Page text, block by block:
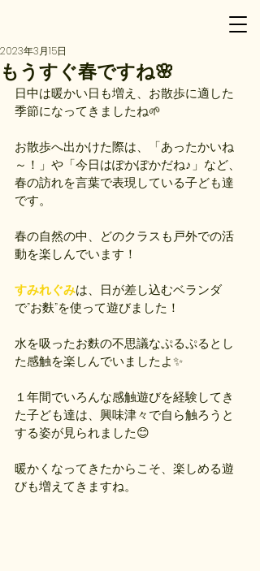
もうすぐ春ですね🌸
2023年3月15日
日中は暖かい日も増え、お散歩に適した
季節になってきましたね🌱
お散歩へ出かけた際は、「あったかいね
～！」や「今日はぽかぽかだね♪」など、
春の訪れを言葉で表現している子ども達
です。
春の自然の中、どのクラスも戸外での活
動を楽しんでいます！
すみれぐみは、日が差し込むベランダ
で”お麩”を使って遊びました！
水を吸ったお麩の不思議なぷるぷるとし
た感触を楽しんでいましたよ✨
１年間でいろんな感触遊びを経験してき
た子ども達は、興味津々で自ら触ろうと
する姿が見られました😊
暖かくなってきたからこそ、楽しめる遊
びも増えてきますね。